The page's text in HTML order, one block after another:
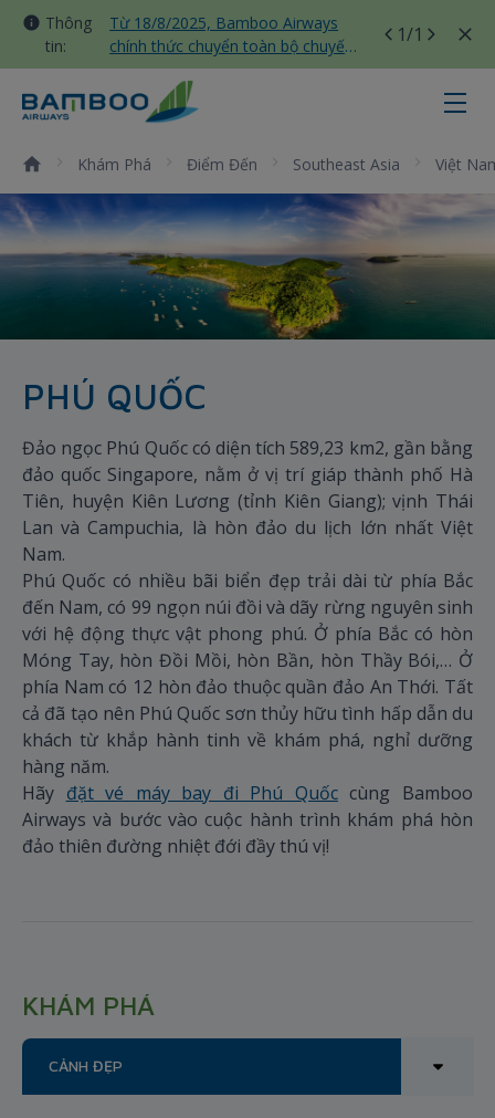
Thông
tin:
Từ 18/8/2025, Bamboo Airways
chính thức chuyển toàn bộ chuyến
bay nội địa sang nhà ga T3 Tân
Sơn Nhất
1/1
Phú Quốc - Bamboo Airways
Khám Phá Điểm Đến Southeast Asia Việt
PHÚ QUỐC
Đảo ngọc Phú Quốc có diện tích 589,23 km2, gần bằng
đảo quốc Singapore, nằm ở vị trí giáp thành phố Hà
Tiên, huyện Kiên Lương (tỉnh Kiên Giang); vịnh Thái
Lan và Campuchia, là hòn đảo du lịch lớn nhất Việt
Nam.
Phú Quốc có nhiều bãi biển đẹp trải dài từ phía Bắc
đến Nam, có 99 ngọn núi đồi và dãy rừng nguyên sinh
với hệ động thực vật phong phú. Ở phía Bắc có hòn
Móng Tay, hòn Đồi Mồi, hòn Bần, hòn Thầy Bói,… Ở
phía Nam có 12 hòn đảo thuộc quần đảo An Thới. Tất
cả đã tạo nên Phú Quốc sơn thủy hữu tình hấp dẫn du
khách từ khắp hành tinh về khám phá, nghỉ dưỡng
hàng năm.
Hãy đặt vé máy bay đi Phú Quốc cùng Bamboo
Airways và bước vào cuộc hành trình khám phá hòn
đảo thiên đường nhiệt đới đầy thú vị!
KHÁM PHÁ
CẢNH ĐẸP